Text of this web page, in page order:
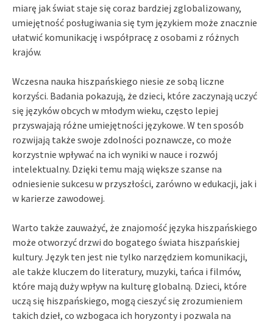
miarę jak świat staje się coraz bardziej zglobalizowany,
umiejętność posługiwania się tym językiem może znacznie
ułatwić komunikację i współpracę z osobami z różnych
krajów.
Wczesna nauka hiszpańskiego niesie ze sobą liczne
korzyści. Badania pokazują, że dzieci, które zaczynają uczyć
się języków obcych w młodym wieku, często lepiej
przyswajają różne umiejętności językowe. W ten sposób
rozwijają także swoje zdolności poznawcze, co może
korzystnie wpływać na ich wyniki w nauce i rozwój
intelektualny. Dzięki temu mają większe szanse na
odniesienie sukcesu w przyszłości, zarówno w edukacji, jak i
w karierze zawodowej.
Warto także zauważyć, że znajomość języka hiszpańskiego
może otworzyć drzwi do bogatego świata hiszpańskiej
kultury. Język ten jest nie tylko narzędziem komunikacji,
ale także kluczem do literatury, muzyki, tańca i filmów,
które mają duży wpływ na kulturę globalną. Dzieci, które
uczą się hiszpańskiego, mogą cieszyć się zrozumieniem
takich dzieł, co wzbogaca ich horyzonty i pozwala na